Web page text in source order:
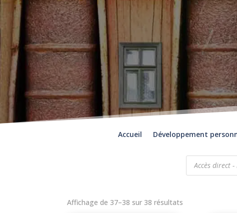
Accueil Développement
Recherche
Affichage de 37–38 sur 38 résultats